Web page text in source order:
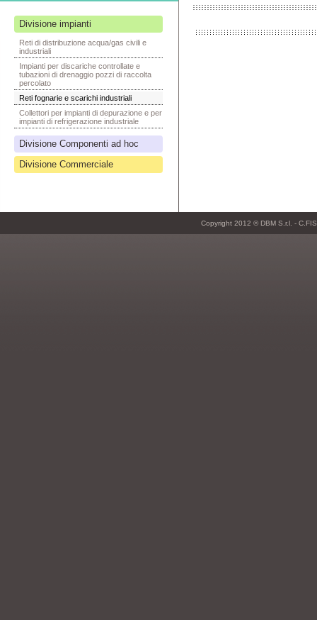
Divisione impianti
Reti di distribuzione acqua/gas civili e
industriali
Impianti per discariche controllate e
tubazioni di drenaggio pozzi di raccolta
percolato
Reti fognarie e scarichi industriali
Collettori per impianti di depurazione e per
impianti di refrigerazione industriale
Divisione Componenti ad hoc
Divisione Commerciale
Copyright 2012 © DBM S.r.l. -